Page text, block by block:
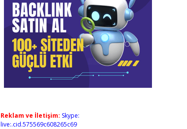
Reklam ve İletişim: Skype:
live:.cid.575569c608265c69